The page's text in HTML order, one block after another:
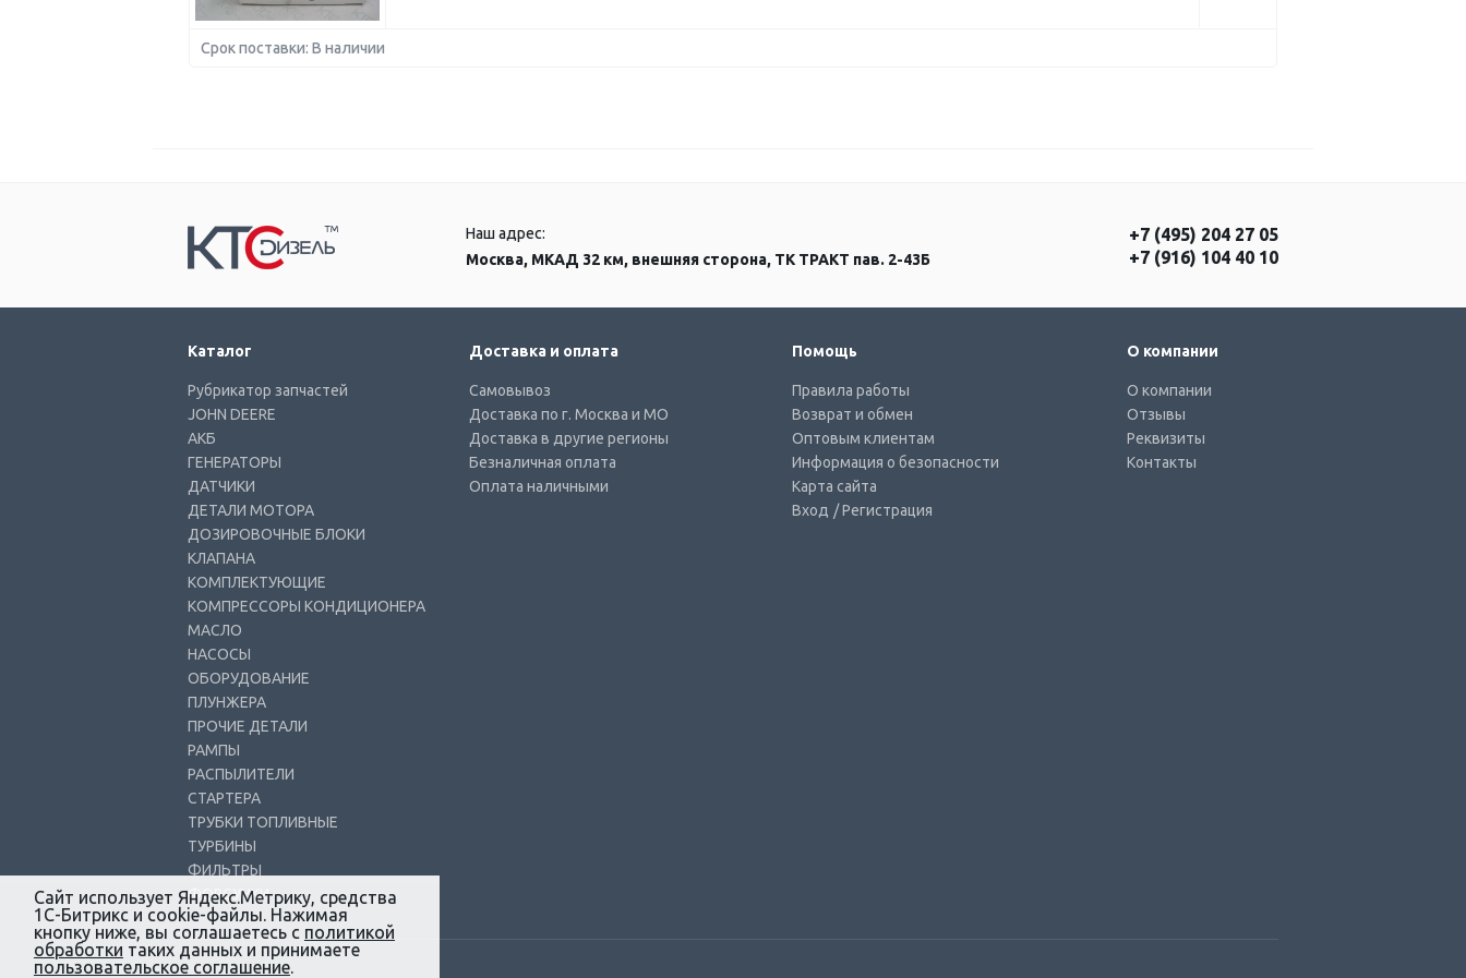
Срок поставки: В наличии
Наш адрес:
Москва, МКАД 32 км, внешняя сторона, ТК ТРАКТ пав. 2-43Б
+7 (495) 204 27 05
+7 (916) 104 40 10
Каталог
Рубрикатор запчастей
JOHN DEERE
АКБ
ГЕНЕРАТОРЫ
ДАТЧИКИ
ДЕТАЛИ МОТОРА
ДОЗИРОВОЧНЫЕ БЛОКИ
КЛАПАНА
КОМПЛЕКТУЮЩИЕ
КОМПРЕССОРЫ КОНДИЦИОНЕРА
МАСЛО
НАСОСЫ
ОБОРУДОВАНИЕ
ПЛУНЖЕРА
ПРОЧИЕ ДЕТАЛИ
РАМПЫ
РАСПЫЛИТЕЛИ
СТАРТЕРА
ТРУБКИ ТОПЛИВНЫЕ
ТУРБИНЫ
ФИЛЬТРЫ
ФОРСУНКИ
Доставка и оплата
Самовывоз
Доставка по г. Москва и МО
Доставка в другие регионы
Безналичная оплата
Оплата наличными
Помощь
Правила работы
Возврат и обмен
Оптовым клиентам
Информация о безопасности
Карта сайта
Вход / Регистрация
О компании
О компании
Отзывы
Реквизиты
Контакты
Сайт использует Яндекс.Метрику, средства
1С-Битрикс и cookie-файлы. Нажимая
кнопку ниже, вы соглашаетесь с политикой
обработки таких данных и принимаете
пользовательское соглашение.